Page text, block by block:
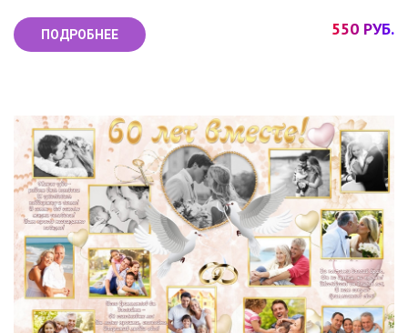
ПОДРОБНЕЕ 550 РУБ.